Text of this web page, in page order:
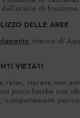
di fruizione.
DELLE AREE
interno di
VIETATI
relax, riprese non
psico-fisiche non
comportamenti